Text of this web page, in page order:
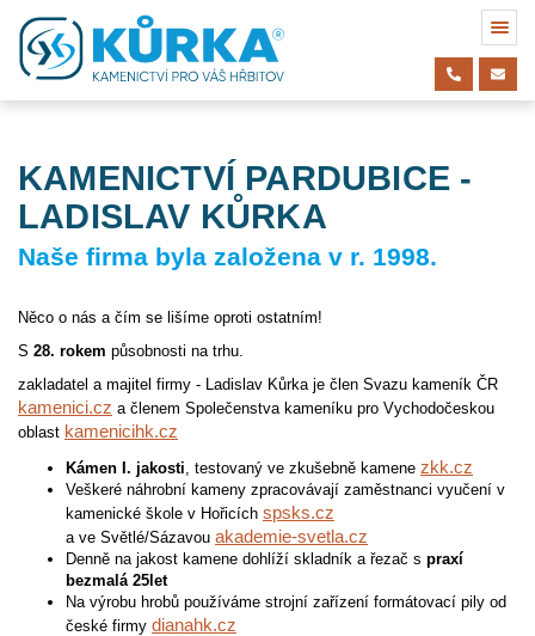
KAMENICTVÍ PARDUBICE -
LADISLAV KŮRKA
Naše firma byla založena v r. 1998.
Něco o nás a čím se lišíme oproti ostatním!
S 28. rokem působnosti na trhu.
zakladatel a majitel firmy - Ladislav Kůrka je člen Svazu kameník ČR
kamenici.cz a členem Společenstva kameníku pro Vychodočeskou
oblast kamenicihk.cz
Kámen I. jakosti , testovaný ve zkušebně kamene zkk.cz
Veškeré náhrobní kameny zpracovávají zaměstnanci vyučení v
kamenické škole v Hořicích spsks.cz
a ve Světlé/Sázavou akademie-svetla.cz
Denně na jakost kamene dohlíží skladník a řezač s praxí
bezmalá 25let
Na výrobu hrobů používáme strojní zařízení formátovací pily od
české firmy dianahk.cz